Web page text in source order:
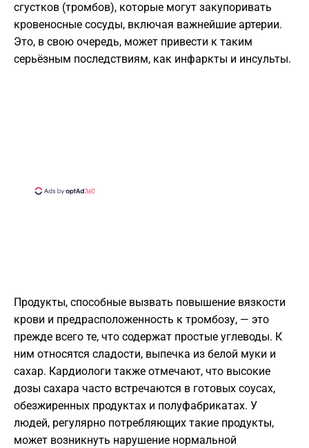
сгустков (тромбов), которые могут закупоривать
кровеносные сосуды, включая важнейшие артерии.
Это, в свою очередь, может привести к таким
серьёзным последствиям, как инфаркты и инсульты.
Продукты, способные вызвать повышение вязкости
крови и предрасположенность к тромбозу, — это
прежде всего те, что содержат простые углеводы. К
ним относятся сладости, выпечка из белой муки и
сахар. Кардиологи также отмечают, что высокие
дозы сахара часто встречаются в готовых соусах,
обезжиренных продуктах и полуфабрикатах. У
людей, регулярно потребляющих такие продукты,
может возникнуть нарушение нормальной